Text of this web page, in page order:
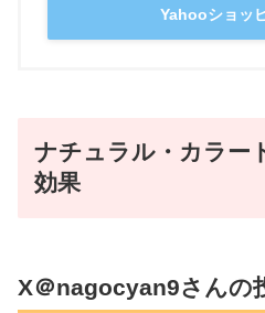
Yahooショッ
ナチュラル・カラー
効果
X＠nagocyan9さんの